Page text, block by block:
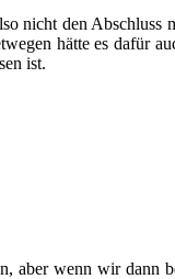
nicht den
hätte es dafür
ist.
aber wenn wir